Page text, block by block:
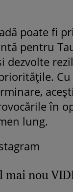
poate fi
pentru
dezvolte
în
lung.
mai nou